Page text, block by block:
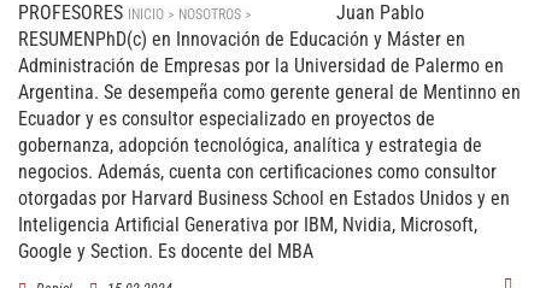
PROFESORES INICIO > NOSOTROS >
Juan Pablo
RESUMENPhD(c) en Innovación de Educación y Máster en
Administración de Empresas por la Universidad de Palermo en
Argentina. Se desempeña como gerente general de Mentinno en
Ecuador y es consultor especializado en proyectos de
gobernanza, adopción tecnológica, analítica y estrategia de
negocios. Además, cuenta con certificaciones como consultor
otorgadas por Harvard Business School en Estados Unidos y en
Inteligencia Artificial Generativa por IBM, Nvidia, Microsoft,
Google y Section. Es docente del MBA